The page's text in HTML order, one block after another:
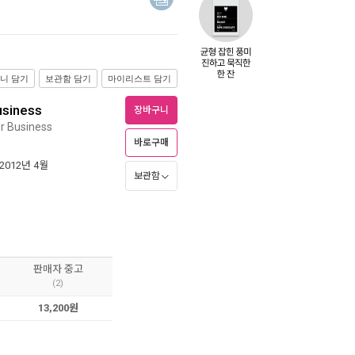
담기 보관함 담기 마이리스트 담기
Business
년 4월
장바구니
바로구매
보관함
판매자 중고
(2)
13,200원